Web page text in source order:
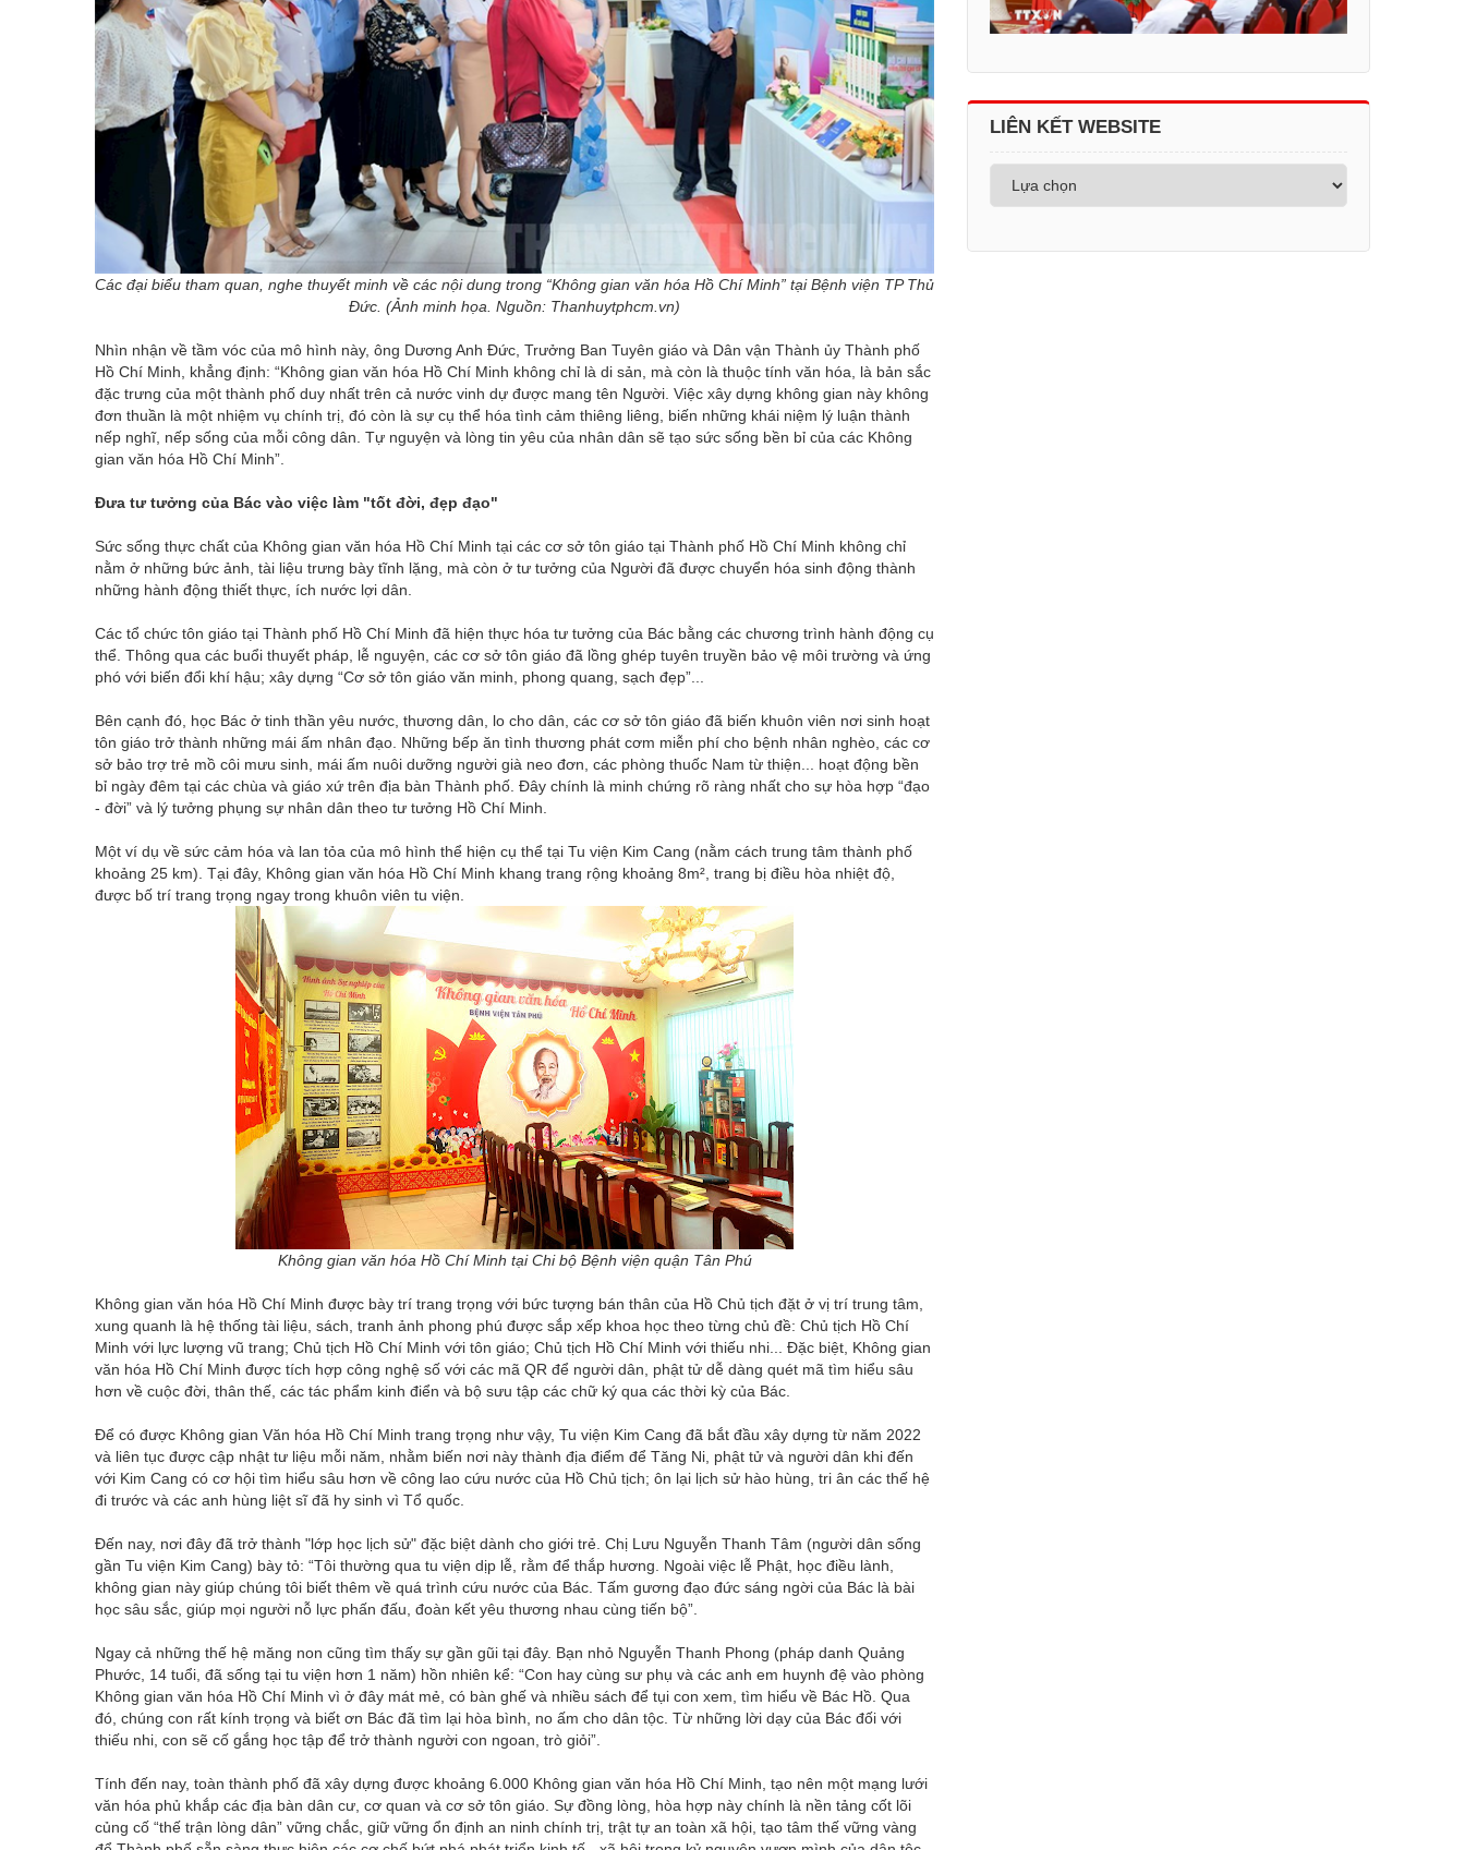
Các đại biểu tham quan, nghe thuyết minh về các nội dung trong “Không gian văn hóa Hồ Chí Minh” tại Bệnh viện TP Thủ
Đức. (Ảnh minh họa. Nguồn: Thanhuytphcm.vn)
Nhìn nhận về tầm vóc của mô hình này, ông Dương Anh Đức, Trưởng Ban Tuyên giáo và Dân vận Thành ủy Thành phố
Hồ Chí Minh, khẳng định: “Không gian văn hóa Hồ Chí Minh không chỉ là di sản, mà còn là thuộc tính văn hóa, là bản sắc
đặc trưng của một thành phố duy nhất trên cả nước vinh dự được mang tên Người. Việc xây dựng không gian này không
đơn thuần là một nhiệm vụ chính trị, đó còn là sự cụ thể hóa tình cảm thiêng liêng, biến những khái niệm lý luận thành
nếp nghĩ, nếp sống của mỗi công dân. Tự nguyện và lòng tin yêu của nhân dân sẽ tạo sức sống bền bỉ của các Không
gian văn hóa Hồ Chí Minh”.
Đưa tư tưởng của Bác vào việc làm "tốt đời, đẹp đạo"
Sức sống thực chất của Không gian văn hóa Hồ Chí Minh tại các cơ sở tôn giáo tại Thành phố Hồ Chí Minh không chỉ
nằm ở những bức ảnh, tài liệu trưng bày tĩnh lặng, mà còn ở tư tưởng của Người đã được chuyển hóa sinh động thành
những hành động thiết thực, ích nước lợi dân.
Các tổ chức tôn giáo tại Thành phố Hồ Chí Minh đã hiện thực hóa tư tưởng của Bác bằng các chương trình hành động cụ
thể. Thông qua các buổi thuyết pháp, lễ nguyện, các cơ sở tôn giáo đã lồng ghép tuyên truyền bảo vệ môi trường và ứng
phó với biến đổi khí hậu; xây dựng “Cơ sở tôn giáo văn minh, phong quang, sạch đẹp”...
Bên cạnh đó, học Bác ở tinh thần yêu nước, thương dân, lo cho dân, các cơ sở tôn giáo đã biến khuôn viên nơi sinh hoạt
tôn giáo trở thành những mái ấm nhân đạo. Những bếp ăn tình thương phát cơm miễn phí cho bệnh nhân nghèo, các cơ
sở bảo trợ trẻ mồ côi mưu sinh, mái ấm nuôi dưỡng người già neo đơn, các phòng thuốc Nam từ thiện... hoạt động bền
bỉ ngày đêm tại các chùa và giáo xứ trên địa bàn Thành phố. Đây chính là minh chứng rõ ràng nhất cho sự hòa hợp “đạo
- đời” và lý tưởng phụng sự nhân dân theo tư tưởng Hồ Chí Minh.
Một ví dụ về sức cảm hóa và lan tỏa của mô hình thể hiện cụ thể tại Tu viện Kim Cang (nằm cách trung tâm thành phố
khoảng 25 km). Tại đây, Không gian văn hóa Hồ Chí Minh khang trang rộng khoảng 8m², trang bị điều hòa nhiệt độ,
được bố trí trang trọng ngay trong khuôn viên tu viện.
Không gian văn hóa Hồ Chí Minh tại Chi bộ Bệnh viện quận Tân Phú
Không gian văn hóa Hồ Chí Minh được bày trí trang trọng với bức tượng bán thân của Hồ Chủ tịch đặt ở vị trí trung tâm,
xung quanh là hệ thống tài liệu, sách, tranh ảnh phong phú được sắp xếp khoa học theo từng chủ đề: Chủ tịch Hồ Chí
Minh với lực lượng vũ trang; Chủ tịch Hồ Chí Minh với tôn giáo; Chủ tịch Hồ Chí Minh với thiếu nhi... Đặc biệt, Không gian
văn hóa Hồ Chí Minh được tích hợp công nghệ số với các mã QR để người dân, phật tử dễ dàng quét mã tìm hiểu sâu
hơn về cuộc đời, thân thế, các tác phẩm kinh điển và bộ sưu tập các chữ ký qua các thời kỳ của Bác.
Để có được Không gian Văn hóa Hồ Chí Minh trang trọng như vậy, Tu viện Kim Cang đã bắt đầu xây dựng từ năm 2022
và liên tục được cập nhật tư liệu mỗi năm, nhằm biến nơi này thành địa điểm để Tăng Ni, phật tử và người dân khi đến
với Kim Cang có cơ hội tìm hiểu sâu hơn về công lao cứu nước của Hồ Chủ tịch; ôn lại lịch sử hào hùng, tri ân các thế hệ
đi trước và các anh hùng liệt sĩ đã hy sinh vì Tổ quốc.
Đến nay, nơi đây đã trở thành "lớp học lịch sử" đặc biệt dành cho giới trẻ. Chị Lưu Nguyễn Thanh Tâm (người dân sống
gần Tu viện Kim Cang) bày tỏ: “Tôi thường qua tu viện dịp lễ, rằm để thắp hương. Ngoài việc lễ Phật, học điều lành,
không gian này giúp chúng tôi biết thêm về quá trình cứu nước của Bác. Tấm gương đạo đức sáng ngời của Bác là bài
học sâu sắc, giúp mọi người nỗ lực phấn đấu, đoàn kết yêu thương nhau cùng tiến bộ”.
Ngay cả những thế hệ măng non cũng tìm thấy sự gần gũi tại đây. Bạn nhỏ Nguyễn Thanh Phong (pháp danh Quảng
Phước, 14 tuổi, đã sống tại tu viện hơn 1 năm) hồn nhiên kể: “Con hay cùng sư phụ và các anh em huynh đệ vào phòng
Không gian văn hóa Hồ Chí Minh vì ở đây mát mẻ, có bàn ghế và nhiều sách để tụi con xem, tìm hiểu về Bác Hồ. Qua
đó, chúng con rất kính trọng và biết ơn Bác đã tìm lại hòa bình, no ấm cho dân tộc. Từ những lời dạy của Bác đối với
thiếu nhi, con sẽ cố gắng học tập để trở thành người con ngoan, trò giỏi”.
Tính đến nay, toàn thành phố đã xây dựng được khoảng 6.000 Không gian văn hóa Hồ Chí Minh, tạo nên một mạng lưới
văn hóa phủ khắp các địa bàn dân cư, cơ quan và cơ sở tôn giáo. Sự đồng lòng, hòa hợp này chính là nền tảng cốt lõi
củng cố “thế trận lòng dân” vững chắc, giữ vững ổn định an ninh chính trị, trật tự an toàn xã hội, tạo tâm thế vững vàng
LIÊN KẾT WEBSITE